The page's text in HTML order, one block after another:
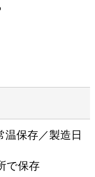
温保存／製造日
で保存